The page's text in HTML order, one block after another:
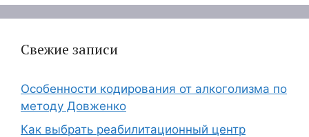
Свежие записи
Особенности кодирования от алкоголизма по
методу Довженко
Как выбрать реабилитационный центр